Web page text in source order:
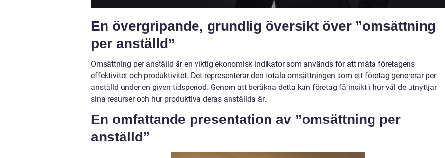
En övergripande, grundlig översikt över ”omsättning
per anställd”
Omsättning per anställd är en viktig ekonomisk indikator som används för att mäta företagens
effektivitet och produktivitet. Det representerar den totala omsättningen som ett företag genererar per
anställd under en given tidsperiod. Genom att beräkna detta kan företag få insikt i hur väl de utnyttjar
sina resurser och hur produktiva deras anställda är.
En omfattande presentation av ”omsättning per
anställd”